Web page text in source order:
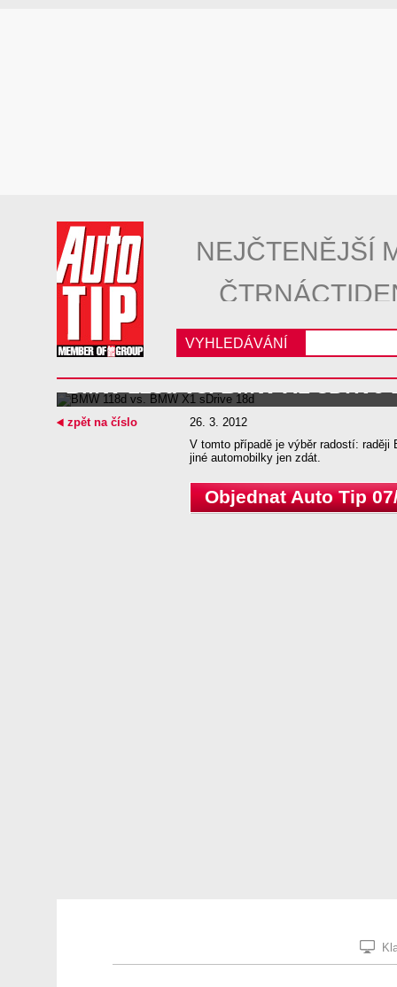
NEJČTENĚJŠÍ
VYHLEDÁVÁNÍ
BMW 118d vs. BMW X1 sDrive
26. 3. 2012
V tomto případě je výběr radostí: raději
jiné automobilky jen zdát.
Objednat Auto Tip
zpět na číslo